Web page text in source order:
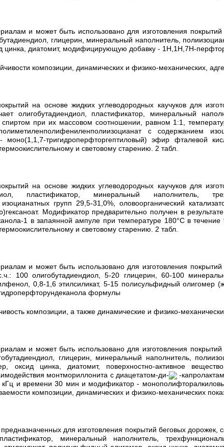
и может быть использовано для изготовления
глицерин, минеральный наполнитель,
цинка, диатомит, модифицирующую добавку - 1Н,1Н,7Н-
композиции, динамических и физико-механических,
на основе жидких углеводородных каучуков для
олигобутадиендиол, пластификатор, минеральный
при их массовом соотношении, равном 1:1,
с содержанием
тригидроперфторгептиловый) эфир фталевой
и световому старению. 2 табл.
на основе жидких углеводородных каучуков для
пластификатор, минеральный наполнитель,
групп 29,5-31,0%, оловоорганический
Модификатор предварительно получен в
1 в запаянной ампуле при температуре 180°C в
и световому старению. 2 табл.
и может быть использовано для изготовления
100 олигобутадиендиол, 5-20 глицерин, 60-100
0,8-1,6 этилсиликат, 5-15 полисульфидный олигомер
формулы
композиции, а также динамические и физико-
и может быть использовано для изготовления
глицерин, минеральный наполнитель,
оксид цинка, диатомит, поверхностно-активное
монтмориллонита с диацетатом-ди-
-
кГц и времени 30 мин и модификатор -
композиции, динамических и физико-механических
для изготовления покрытий беговых дорожек,
минеральный наполнитель,